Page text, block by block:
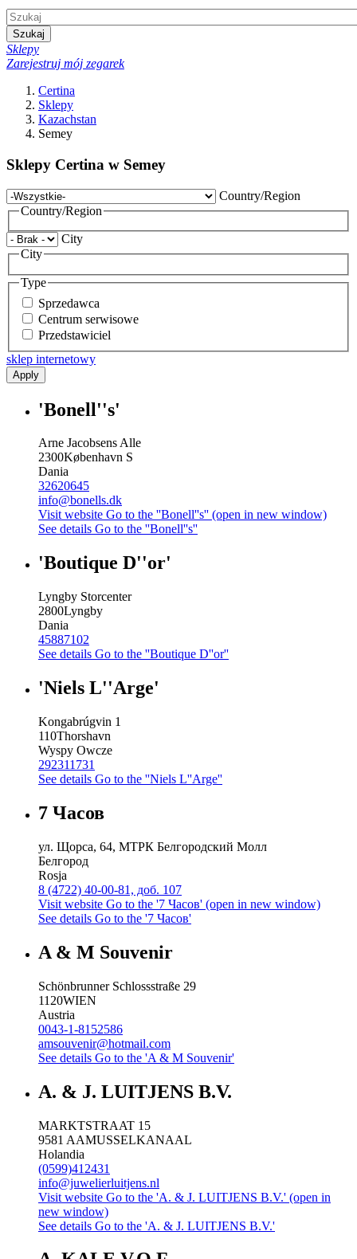
Szukaj
Sklepy
Zarejestruj mój zegarek
Certina
Sklepy
Kazachstan
Semey
Sklepy Certina w Semey
Country/Region
Country/Region
City
City
Type
Sprzedawca
Centrum serwisowe
Przedstawiciel
sklep internetowy
Apply
'Bonell''s'
Arne Jacobsens Alle
2300København S
Dania
32620645
info@bonells.dk
Visit website Go to the ''Bonell''s'' (open in new window)
See details Go to the ''Bonell''s''
'Boutique D''or'
Lyngby Storcenter
2800Lyngby
Dania
45887102
See details Go to the ''Boutique D''or''
'Niels L''Arge'
Kongabrúgvin 1
110Thorshavn
Wyspy Owcze
292311731
See details Go to the ''Niels L''Arge''
7 Часов
ул. Щорса, 64, МТРК Белгородский Молл
Белгород
Rosja
8 (4722) 40-00-81, доб. 107
Visit website Go to the '7 Часов' (open in new window)
See details Go to the '7 Часов'
A & M Souvenir
Schönbrunner Schlossstraße 29
1120WIEN
Austria
0043-1-8152586
amsouvenir@hotmail.com
See details Go to the 'A & M Souvenir'
A. & J. LUITJENS B.V.
MARKTSTRAAT 15
9581 AAMUSSELKANAAL
Holandia
(0599)412431
info@juwelierluitjens.nl
Visit website Go to the 'A. & J. LUITJENS B.V.' (open in
new window)
See details Go to the 'A. & J. LUITJENS B.V.'